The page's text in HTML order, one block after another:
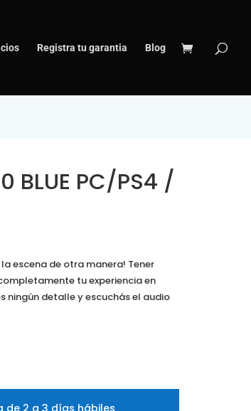
Registra tu garantia Blog
BLUE PC/PS4 /
escena de otra manera! Tener
tu experiencia en
ningún detalle y escuchás el audio
de 2 a 3 días hábiles